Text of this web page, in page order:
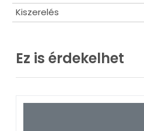
Kiszerelés
Ez is érdekelhet